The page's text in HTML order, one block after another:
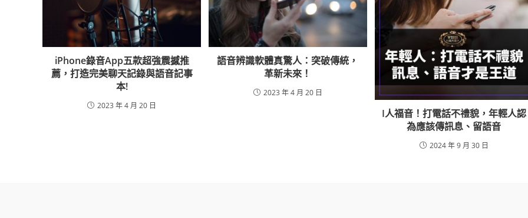
iPhone錄音App五款超強震撼推
薦，打造完美聊天記錄與語音記事
本!
2023 年 4 月 20 日
語音辨識軟體真驚人：突破傳統，
革新未來！
2023 年 4 月 20 日
I人福音！打電話不禮貌，年輕人認
為應該傳訊息、留語音
2024 年 9 月 30 日